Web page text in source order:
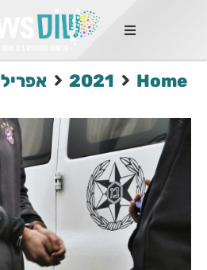
החמות
Et
odio
mauris, wisi
tortor
feugiat
Home
2021 אפריל